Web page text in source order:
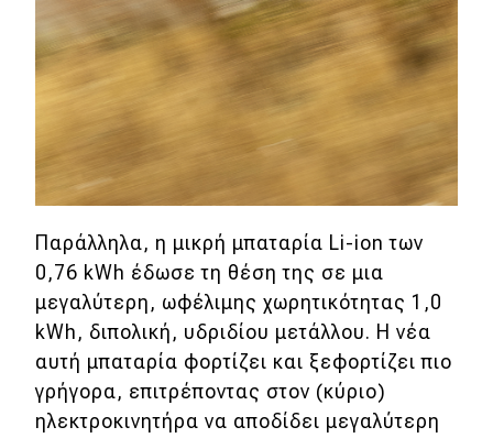
Παράλληλα, η μικρή μπαταρία Li-ion των
0,76 kWh έδωσε τη θέση της σε μια
μεγαλύτερη, ωφέλιμης χωρητικότητας 1,0
kWh, διπολική, υδριδίου μετάλλου. Η νέα
αυτή μπαταρία φορτίζει και ξεφορτίζει πιο
γρήγορα, επιτρέποντας στον (κύριο)
ηλεκτροκινητήρα να αποδίδει μεγαλύτερη